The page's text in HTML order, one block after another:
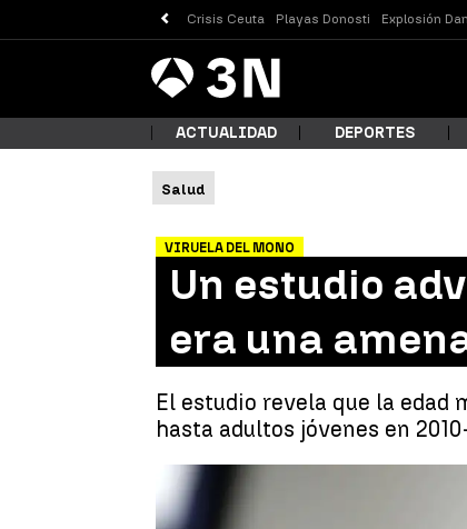
Crisis Ceuta Playas Donosti Explosión
Antena
3 Noticias
ACTUALIDAD DEPORTES
Salud
VIRUELA DEL MONO
Un estudio
era una
El estudio revela que la edad
hasta adultos jóvenes en